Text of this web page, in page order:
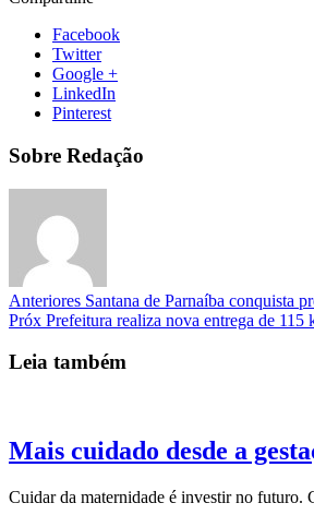
Facebook
Twitter
Google +
LinkedIn
Pinterest
Sobre Redação
Anteriores Santana de Parnaíba conquista
Próx Prefeitura realiza nova entrega de 115
Leia também
Mais cuidado desde a
Cuidar da maternidade é investir no futuro.